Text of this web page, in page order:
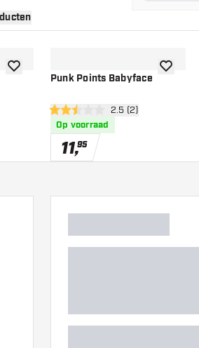
drawer
toevoegen aan verlanglijst
Punk Points Babyface
open reviews drawer
2.5 score sterren2.5 (2)
Op voorraad
11,95